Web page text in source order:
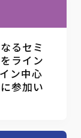
るセミ
ライン
ン中心
参加い